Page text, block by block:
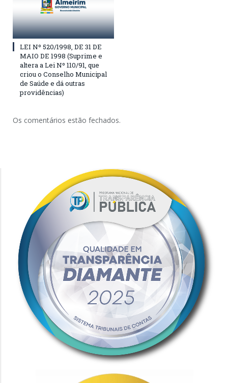
LEI Nº 520/1998, DE 31 DE
MAIO DE 1998 (Suprime e
altera a Lei Nº 110/91, que
criou o Conselho Municipal
de Saúde e dá outras
providências)
Os comentários estão fechados.